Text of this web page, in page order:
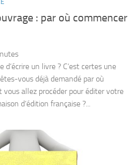
: par où commencer
d’écrire un livre ? C’est certes une
vous déjà demandé par où
vous allez procéder pour éditer votre
d’édition française ?...